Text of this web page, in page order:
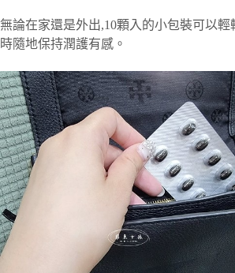
無論在家還是外出,10顆入的小包裝可以輕
時隨地保持潤護有感。